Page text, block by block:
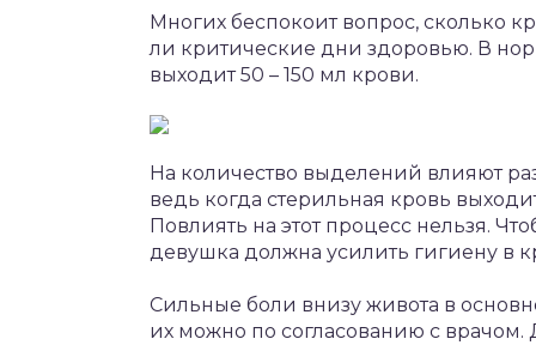
Многих беспокоит вопрос, сколько
ли критические дни здоровью. В
выходит 50 – 150 мл крови.
На количество выделений влияют
ведь когда стерильная кровь
Повлиять на этот процесс нельзя.
девушка должна усилить гигиену в
Сильные боли внизу живота в
их можно по согласованию с